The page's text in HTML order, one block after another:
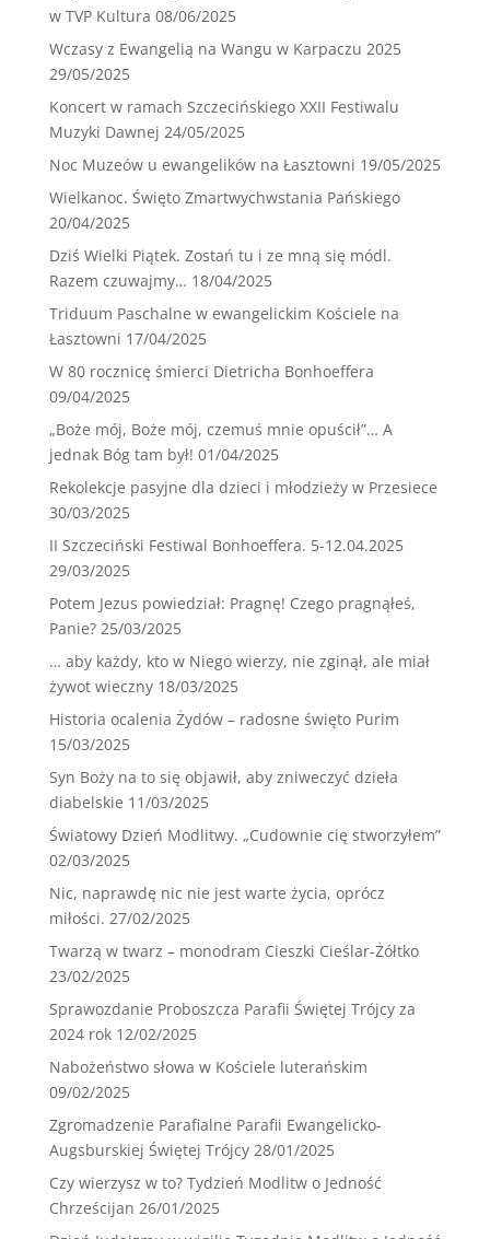
w TVP Kultura 08/06/2025
Wczasy z Ewangelią na Wangu w Karpaczu 2025
29/05/2025
Koncert w ramach Szczecińskiego XXII Festiwalu
Muzyki Dawnej 24/05/2025
Noc Muzeów u ewangelików na Łasztowni 19/05/2025
Wielkanoc. Święto Zmartwychwstania Pańskiego
20/04/2025
Dziś Wielki Piątek. Zostań tu i ze mną się módl.
Razem czuwajmy… 18/04/2025
Triduum Paschalne w ewangelickim Kościele na
Łasztowni 17/04/2025
W 80 rocznicę śmierci Dietricha Bonhoeffera
09/04/2025
„Boże mój, Boże mój, czemuś mnie opuścił”… A
jednak Bóg tam był! 01/04/2025
Rekolekcje pasyjne dla dzieci i młodzieży w Przesiece
30/03/2025
II Szczeciński Festiwal Bonhoeffera. 5-12.04.2025
29/03/2025
Potem Jezus powiedział: Pragnę! Czego pragnąłeś,
Panie? 25/03/2025
… aby każdy, kto w Niego wierzy, nie zginął, ale miał
żywot wieczny 18/03/2025
Historia ocalenia Żydów – radosne święto Purim
15/03/2025
Syn Boży na to się objawił, aby zniweczyć dzieła
diabelskie 11/03/2025
Światowy Dzień Modlitwy. „Cudownie cię stworzyłem”
02/03/2025
Nic, naprawdę nic nie jest warte życia, oprócz
miłości. 27/02/2025
Twarzą w twarz – monodram Cieszki Cieślar-Żółtko
23/02/2025
Sprawozdanie Proboszcza Parafii Świętej Trójcy za
2024 rok 12/02/2025
Nabożeństwo słowa w Kościele luterańskim
09/02/2025
Zgromadzenie Parafialne Parafii Ewangelicko-
Augsburskiej Świętej Trójcy 28/01/2025
Czy wierzysz w to? Tydzień Modlitw o Jedność
Chrześcijan 26/01/2025